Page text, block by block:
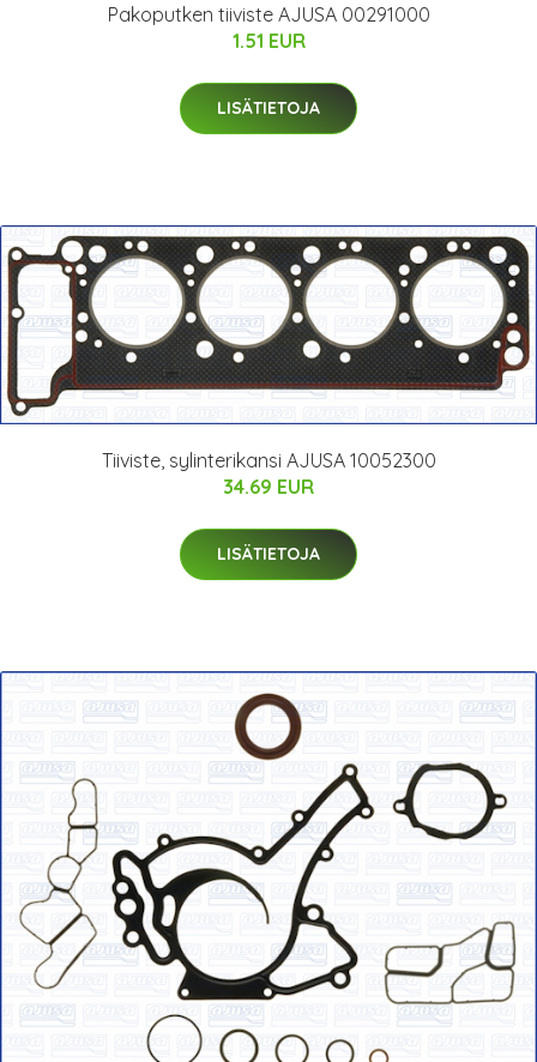
Pakoputken tiiviste AJUSA 00291000
1.51 EUR
LISÄTIETOJA
Tiiviste, sylinterikansi AJUSA 10052300
34.69 EUR
LISÄTIETOJA